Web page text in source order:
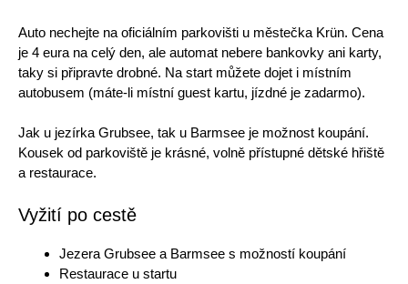
Auto nechejte na oficiálním parkovišti u městečka Krün. Cena
je 4 eura na celý den, ale automat nebere bankovky ani karty,
taky si připravte drobné. Na start můžete dojet i místním
autobusem (máte-li místní guest kartu, jízdné je zadarmo).
Jak u jezírka Grubsee, tak u Barmsee je možnost koupání.
Kousek od parkoviště je krásné, volně přístupné dětské hřiště
a restaurace.
Vyžití po cestě
Jezera Grubsee a Barmsee s možností koupání
Restaurace u startu